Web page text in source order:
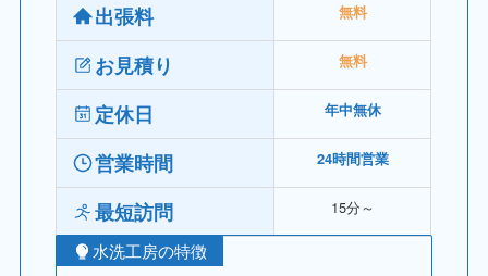
出張料 無料
お見積り 無料
定休日 年中無休
営業時間 24時間営業
最短訪問 15分～
水洗工房の特徴